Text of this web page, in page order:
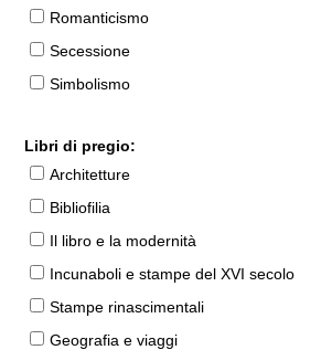
Romanticismo
Secessione
Simbolismo
Libri di pregio:
Architetture
Bibliofilia
Il libro e la modernità
Incunaboli e stampe del XVI secolo
Stampe rinascimentali
Geografia e viaggi